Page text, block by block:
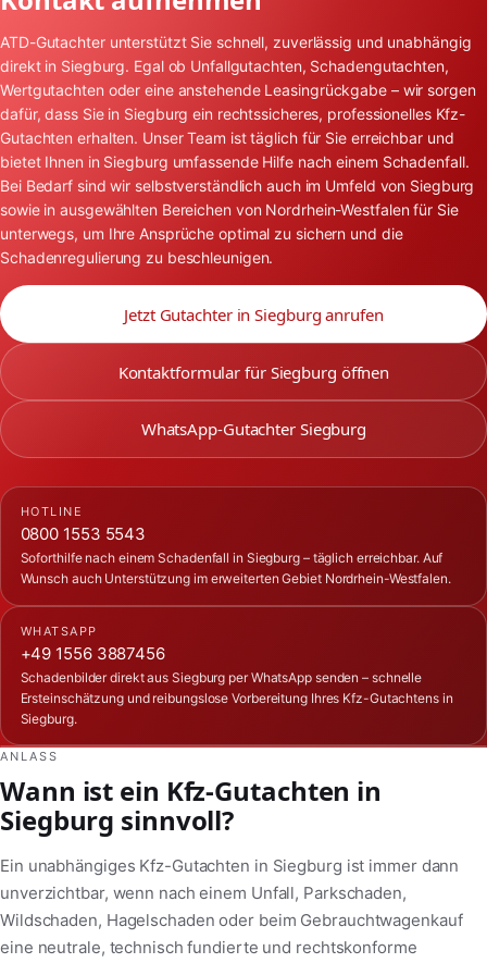
ATD-Gutachter unterstützt Sie schnell, zuverlässig und unabhängig
direkt in Siegburg. Egal ob Unfallgutachten, Schadengutachten,
Wertgutachten oder eine anstehende Leasingrückgabe – wir sorgen
dafür, dass Sie in Siegburg ein rechtssicheres, professionelles Kfz-
Gutachten erhalten. Unser Team ist täglich für Sie erreichbar und
bietet Ihnen in Siegburg umfassende Hilfe nach einem Schadenfall.
Bei Bedarf sind wir selbstverständlich auch im Umfeld von Siegburg
sowie in ausgewählten Bereichen von Nordrhein-Westfalen für Sie
unterwegs, um Ihre Ansprüche optimal zu sichern und die
Schadenregulierung zu beschleunigen.
Jetzt Gutachter in Siegburg anrufen
Kontaktformular für Siegburg öffnen
WhatsApp-Gutachter Siegburg
HOTLINE
0800 1553 5543
Soforthilfe nach einem Schadenfall in Siegburg – täglich erreichbar. Auf
Wunsch auch Unterstützung im erweiterten Gebiet Nordrhein-Westfalen.
WHATSAPP
+49 1556 3887456
Schadenbilder direkt aus Siegburg per WhatsApp senden – schnelle
Ersteinschätzung und reibungslose Vorbereitung Ihres Kfz-Gutachtens in
Siegburg.
ANLASS
Wann ist ein Kfz-Gutachten in
Siegburg sinnvoll?
Ein unabhängiges Kfz-Gutachten in Siegburg ist immer dann
unverzichtbar, wenn nach einem Unfall, Parkschaden,
Wildschaden, Hagelschaden oder beim Gebrauchtwagenkauf
eine neutrale, technisch fundierte und rechtskonforme